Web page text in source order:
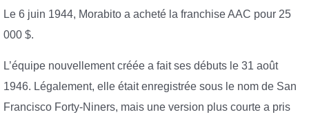
Le 6 juin 1944, Morabito a acheté la franchise AAC pour 25
000 $.
L’équipe nouvellement créée a fait ses débuts le 31 août
1946. Légalement, elle était enregistrée sous le nom de San
Francisco Forty-Niners, mais une version plus courte a pris